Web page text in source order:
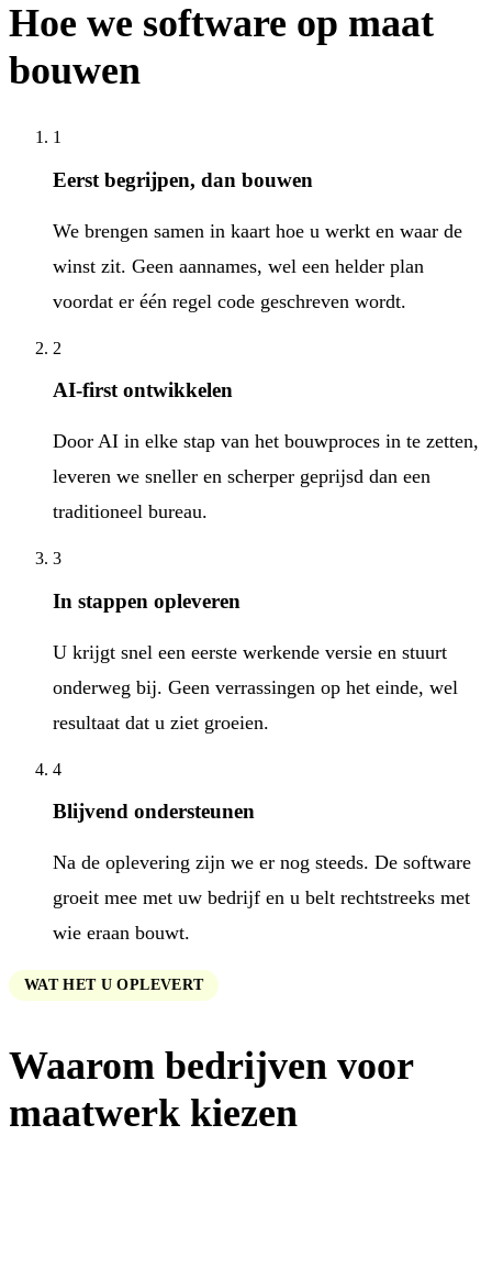
Hoe we software op maat
bouwen
1
Eerst begrijpen, dan bouwen
We brengen samen in kaart hoe u werkt en waar de
winst zit. Geen aannames, wel een helder plan
voordat er één regel code geschreven wordt.
2
AI-first ontwikkelen
Door AI in elke stap van het bouwproces in te zetten,
leveren we sneller en scherper geprijsd dan een
traditioneel bureau.
3
In stappen opleveren
U krijgt snel een eerste werkende versie en stuurt
onderweg bij. Geen verrassingen op het einde, wel
resultaat dat u ziet groeien.
4
Blijvend ondersteunen
Na de oplevering zijn we er nog steeds. De software
groeit mee met uw bedrijf en u belt rechtstreeks met
wie eraan bouwt.
WAT HET U OPLEVERT
Waarom bedrijven voor
maatwerk kiezen